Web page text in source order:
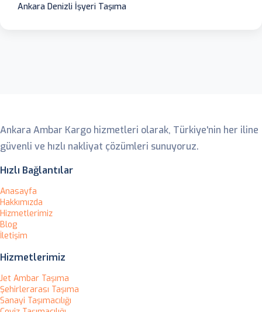
Ankara Denizli İşyeri Taşıma
Ankara Ambar Kargo hizmetleri olarak, Türkiye'nin her iline
güvenli ve hızlı nakliyat çözümleri sunuyoruz.
Hızlı Bağlantılar
Anasayfa
Hakkımızda
Hizmetlerimiz
Blog
İletişim
Hizmetlerimiz
Jet Ambar Taşıma
Şehirlerarası Taşıma
Sanayi Taşımacılığı